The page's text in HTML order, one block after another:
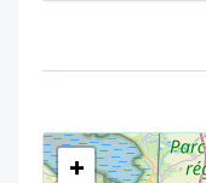
<!---->
+